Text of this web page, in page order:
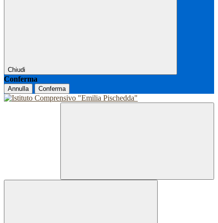
Chiudi
Conferma
Annulla Conferma